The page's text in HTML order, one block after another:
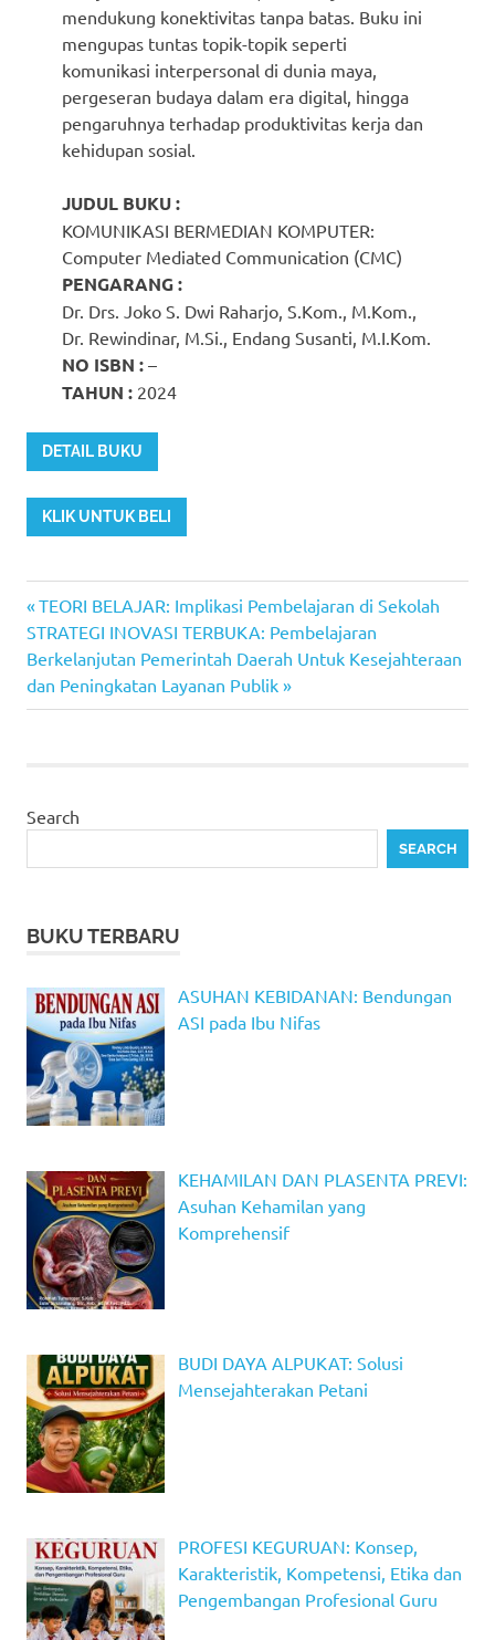
mendukung konektivitas tanpa batas. Buku ini
mengupas tuntas topik-topik seperti
komunikasi interpersonal di dunia maya,
pergeseran budaya dalam era digital, hingga
pengaruhnya terhadap produktivitas kerja dan
kehidupan sosial.
JUDUL BUKU :
KOMUNIKASI BERMEDIAN KOMPUTER:
Computer Mediated Communication (CMC)
PENGARANG :
Dr. Drs. Joko S. Dwi Raharjo, S.Kom., M.Kom.,
Dr. Rewindinar, M.Si., Endang Susanti, M.I.Kom.
NO ISBN : –
TAHUN : 2024
DETAIL BUKU
KLIK UNTUK BELI
Post
navigation
Previous
Post:
TEORI BELAJAR: Implikasi Pembelajaran di Sekolah
Next
Post:
STRATEGI INOVASI TERBUKA: Pembelajaran
Berkelanjutan Pemerintah Daerah Untuk Kesejahteraan
dan Peningkatan Layanan Publik
Search
SEARCH
BUKU TERBARU
ASUHAN KEBIDANAN: Bendungan
ASI pada Ibu Nifas
KEHAMILAN DAN PLASENTA PREVI:
Asuhan Kehamilan yang
Komprehensif
BUDI DAYA ALPUKAT: Solusi
Mensejahterakan Petani
PROFESI KEGURUAN: Konsep,
Karakteristik, Kompetensi, Etika dan
Pengembangan Profesional Guru